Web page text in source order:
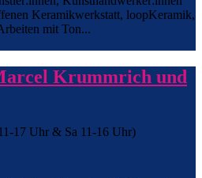
Keramikwerkstatt, loopKeramik,
mit Ton...
Krummrich und
17 Uhr & Sa 11-16 Uhr)